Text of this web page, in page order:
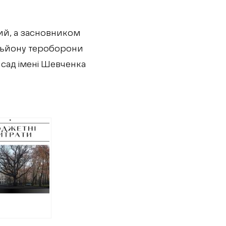
а засновником
тероборони
імені Шевченка
10
гривень